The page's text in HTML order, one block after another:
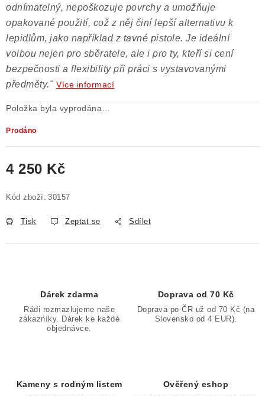
odnímatelný, nepoškozuje povrchy a umožňuje
opakované použití, což z něj činí lepší alternativu k
lepidlům, jako například z tavné pistole. Je ideální
volbou nejen pro sběratele, ale i pro ty, kteří si cení
bezpečnosti a flexibility při práci s vystavovanými
předměty." Více informací
Položka byla vyprodána…
Prodáno
4 250 Kč
Kód zboží: 30157
Tisk Zeptat se Sdílet
Dárek zdarma
Rádi rozmazlujeme naše
zákazníky. Dárek ke každé
objednávce.
Doprava od 70 Kč
Doprava po ČR už od 70 Kč (na
Slovensko od 4 EUR).
Kameny s rodným listem Ověřený eshop